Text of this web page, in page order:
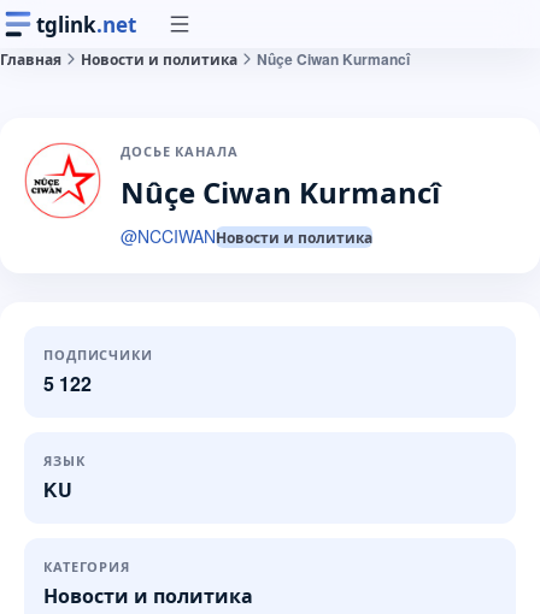
tglink.net
Главная Новости и политика Nûçe Ciwan Kurmancî
ДОСЬЕ КАНАЛА
Nûçe Ciwan Kurmancî
@NCCIWANНовости и политика
ПОДПИСЧИКИ
5 122
ЯЗЫК
KU
КАТЕГОРИЯ
Новости и политика